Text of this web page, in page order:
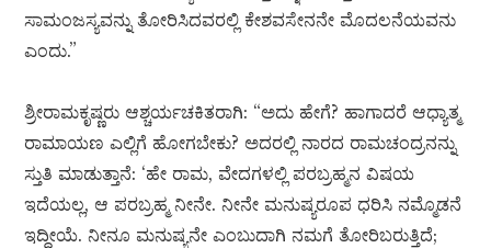
ಸಾಮಂಜಸ್ಯವನ್ನು ತೋರಿಸಿದವರಲ್ಲಿ ಕೇಶವಸೇನನೇ ಮೊದಲನೆಯವನು
ಎಂದು.”
ಶ್ರೀರಾಮಕೃಷ್ಣರು ಆಶ್ಚರ್ಯಚಕಿತರಾಗಿ: “ಅದು ಹೇಗೆ? ಹಾಗಾದರೆ ಆಧ್ಯಾತ್ಮ
ರಾಮಾಯಣ ಎಲ್ಲಿಗೆ ಹೋಗಬೇಕು? ಅದರಲ್ಲಿ ನಾರದ ರಾಮಚಂದ್ರನನ್ನು
ಸ್ತುತಿ ಮಾಡುತ್ತಾನೆ: ‘ಹೇ ರಾಮ, ವೇದಗಳಲ್ಲಿ ಪರಬ್ರಹ್ಮನ ವಿಷಯ
ಇದೆಯಲ್ಲ, ಆ ಪರಬ್ರಹ್ಮ ನೀನೇ. ನೀನೇ ಮನುಷ್ಯರೂಪ ಧರಿಸಿ ನಮ್ಮೊಡನೆ
ಇದ್ದೀಯೆ. ನೀನೂ ಮನುಷ್ಯನೇ ಎಂಬುದಾಗಿ ನಮಗೆ ತೋರಿಬರುತ್ತಿದೆ;